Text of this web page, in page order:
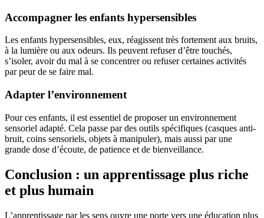
Accompagner les enfants hypersensibles
Les enfants hypersensibles, eux, réagissent très fortement aux bruits,
à la lumière ou aux odeurs. Ils peuvent refuser d’être touchés,
s’isoler, avoir du mal à se concentrer ou refuser certaines activités
par peur de se faire mal.
Adapter l’environnement
Pour ces enfants, il est essentiel de proposer un environnement
sensoriel adapté. Cela passe par des outils spécifiques (casques anti-
bruit, coins sensoriels, objets à manipuler), mais aussi par une
grande dose d’écoute, de patience et de bienveillance.
Conclusion : un apprentissage plus riche
et plus humain
L’apprentissage par les sens ouvre une porte vers une éducation plus